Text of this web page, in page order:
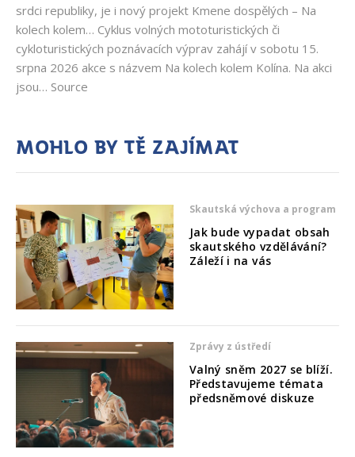
srdci republiky, je i nový projekt Kmene dospělých – Na
kolech kolem… Cyklus volných mototuristických či
cykloturistických poznávacích výprav zahájí v sobotu 15.
srpna 2026 akce s názvem Na kolech kolem Kolína. Na akci
jsou… Source
Mohlo by tě zajímat
Skautská výchova a program
Jak bude vypadat obsah
skautského vzdělávání?
Záleží i na vás
Zprávy z ústředí
Valný sněm 2027 se blíží.
Představujeme témata
předsněmové diskuze